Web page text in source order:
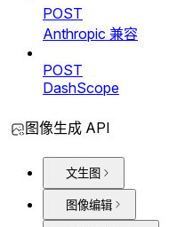
POST
Anthropic 兼容
POST
DashScope
图像生成 API
文生图
图像编辑